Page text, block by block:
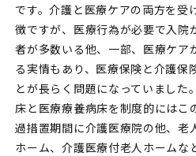
です。介護と医療ケアの両方を受
徴ですが、医療行為が必要で入院
者が多数いる他、一部、医療ケア
る実情もあり、医療保険と介護保
とが長らく問題になっていました
床と医療療養病床を制度的にはこ
過措置期間に介護医療院の他、老
ホーム、介護医療付老人ホームな